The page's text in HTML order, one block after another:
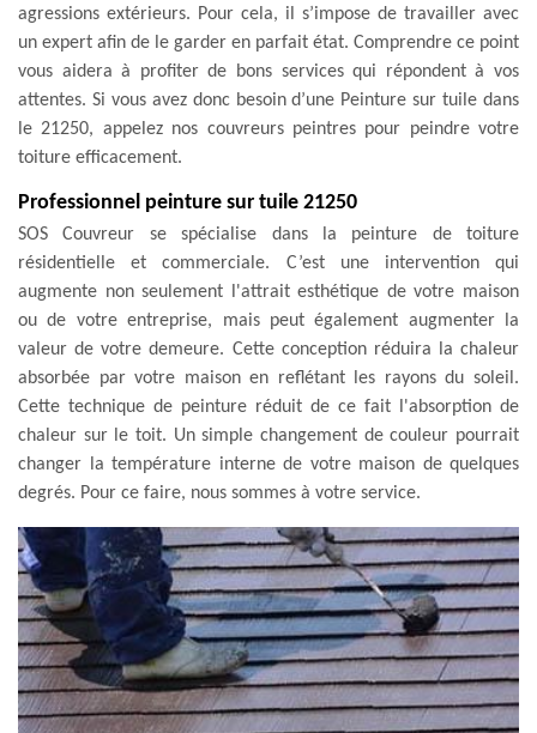
agressions extérieurs. Pour cela, il s’impose de travailler avec
un expert afin de le garder en parfait état. Comprendre ce point
vous aidera à profiter de bons services qui répondent à vos
attentes. Si vous avez donc besoin d’une Peinture sur tuile dans
le 21250, appelez nos couvreurs peintres pour peindre votre
toiture efficacement.
Professionnel peinture sur tuile 21250
SOS Couvreur se spécialise dans la peinture de toiture
résidentielle et commerciale. C’est une intervention qui
augmente non seulement l'attrait esthétique de votre maison
ou de votre entreprise, mais peut également augmenter la
valeur de votre demeure. Cette conception réduira la chaleur
absorbée par votre maison en reflétant les rayons du soleil.
Cette technique de peinture réduit de ce fait l'absorption de
chaleur sur le toit. Un simple changement de couleur pourrait
changer la température interne de votre maison de quelques
degrés. Pour ce faire, nous sommes à votre service.